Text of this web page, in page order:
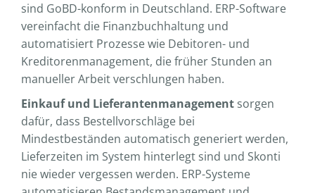
sind GoBD-konform in Deutschland. ERP-Software
vereinfacht die Finanzbuchhaltung und
automatisiert Prozesse wie Debitoren- und
Kreditorenmanagement, die früher Stunden an
manueller Arbeit verschlungen haben.
Einkauf und Lieferantenmanagement sorgen
dafür, dass Bestellvorschläge bei
Mindestbeständen automatisch generiert werden,
Lieferzeiten im System hinterlegt sind und Skonti
nie wieder vergessen werden. ERP-Systeme